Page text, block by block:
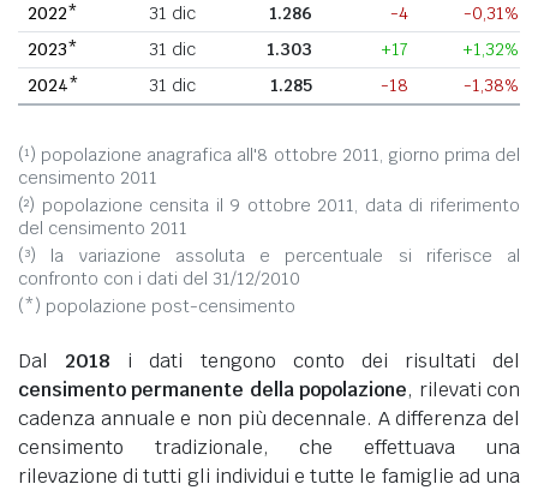
2022*
31 dic 1.286 -4
-0,31%
2023*
31 dic 1.303 +17
+1,32%
2024*
31 dic 1.285 -18 -1,38%
(¹) popolazione anagrafica all'8 ottobre 2011, giorno prima del
censimento 2011
(²) popolazione censita il 9 ottobre 2011, data di riferimento
del censimento 2011
(³) la variazione assoluta e percentuale si riferisce al
confronto con i dati del 31/12/2010
(*) popolazione post-censimento
Dal 2018 i dati tengono conto dei risultati del
censimento permanente della popolazione, rilevati con
cadenza annuale e non più decennale. A differenza del
censimento tradizionale, che effettuava una
rilevazione di tutti gli individui e tutte le famiglie ad una